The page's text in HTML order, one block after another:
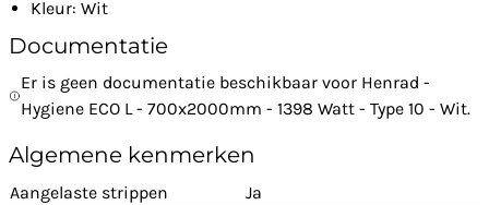
Kleur: Wit
Documentatie
Er is geen documentatie beschikbaar voor Henrad -
Hygiene ECO L - 700x2000mm - 1398 Watt - Type 10 - Wit.
Algemene kenmerken
Aangelaste strippen
Ja